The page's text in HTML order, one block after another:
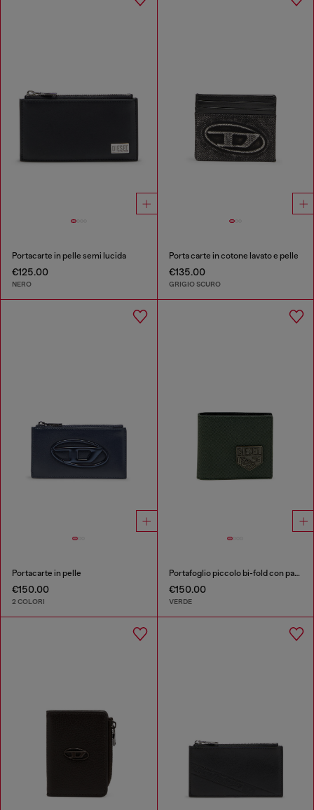
Portacarte in pelle semi lucida
€125.00
NERO
Porta carte in cotone lavato e pelle
€135.00
GRIGIO SCURO
Portacarte in pelle
€150.00
2 COLORI
Portafoglio piccolo bi-fold con patch Diesel
€150.00
VERDE